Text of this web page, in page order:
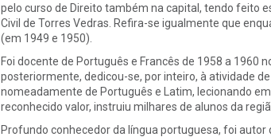
pelo curso de Direito também na capital, tendo feito
Civil de Torres Vedras. Refira-se igualmente que
(em 1949 e 1950).
Foi docente de Português e Francês de 1958 a 1960
posteriormente, dedicou-se, por inteiro, à atividade
nomeadamente de Português e Latim, lecionando
reconhecido valor, instruiu milhares de alunos da
Profundo conhecedor da língua portuguesa, foi